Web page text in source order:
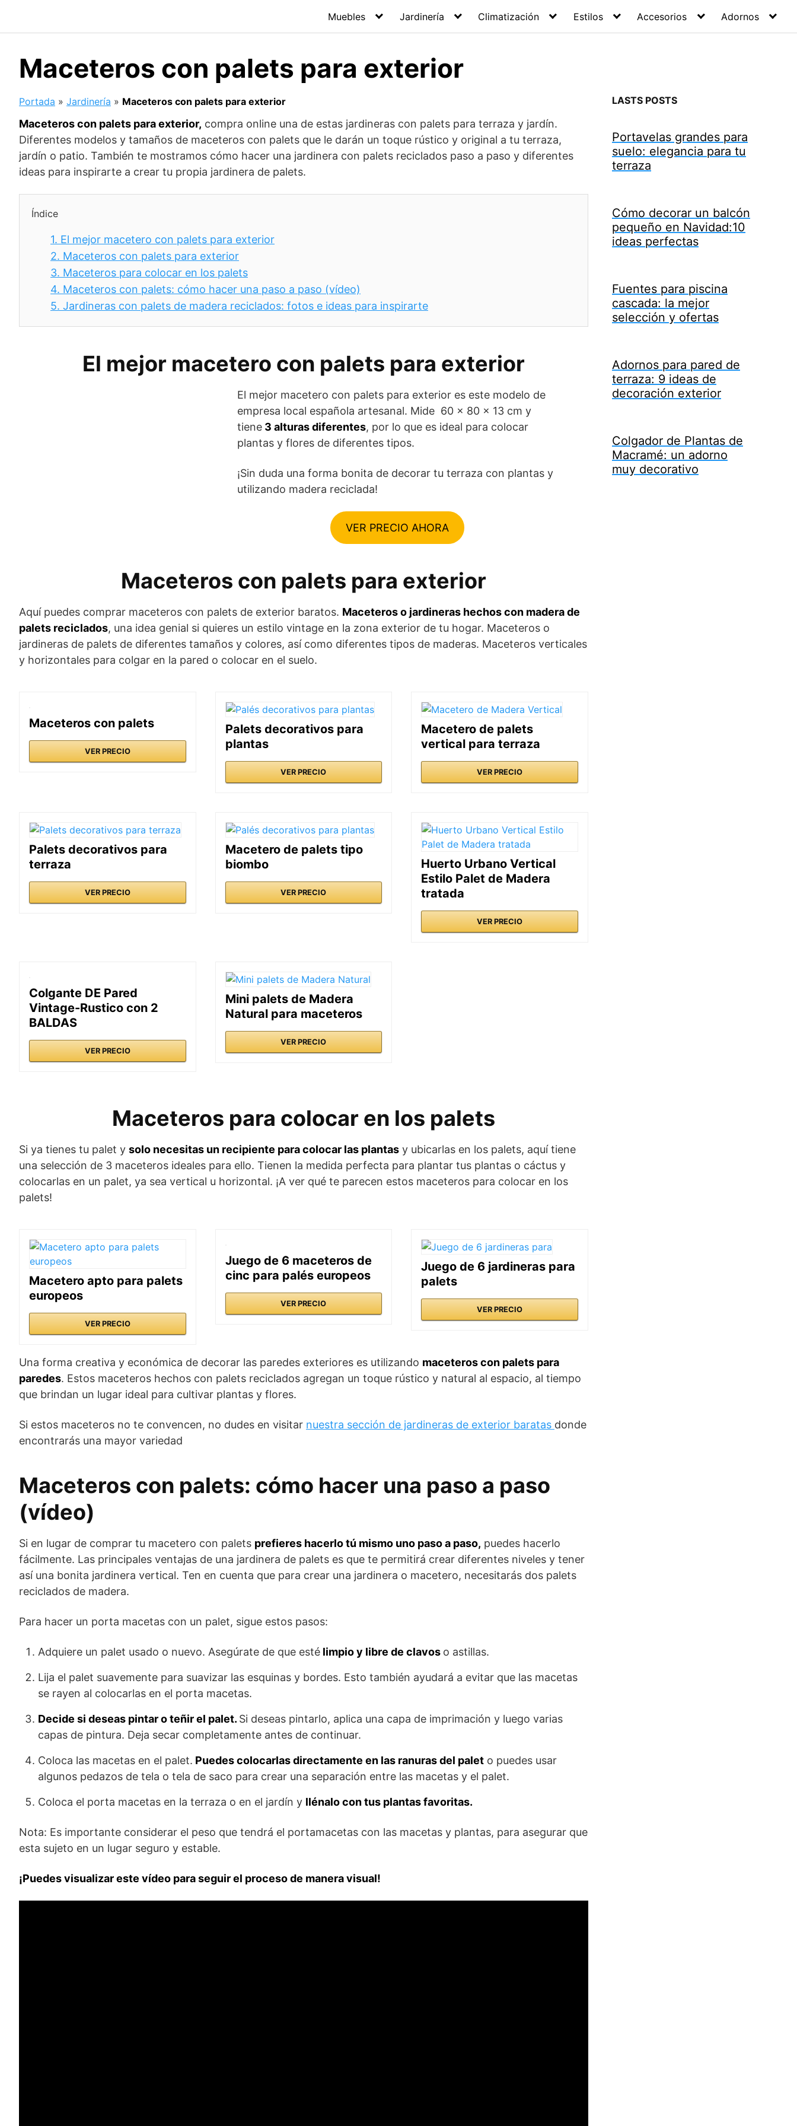
contenido
Muebles Jardinería Climatización Estilos Accesorios Adornos
Maceteros con palets para exterior
Portada » Jardinería » Maceteros con palets para exterior
Maceteros con palets para exterior, compra online una de estas jardineras con palets para terraza y jardín.
Diferentes modelos y tamaños de maceteros con palets que le darán un toque rústico y original a tu terraza,
jardín o patio. También te mostramos cómo hacer una jardinera con palets reciclados paso a paso y diferentes
ideas para inspirarte a crear tu propia jardinera de palets.
Índice
1. El mejor macetero con palets para exterior
2. Maceteros con palets para exterior
3. Maceteros para colocar en los palets
4. Maceteros con palets: cómo hacer una paso a paso (vídeo)
5. Jardineras con palets de madera reciclados: fotos e ideas para inspirarte
El mejor macetero con palets para exterior
El mejor macetero con palets para exterior es este modelo de
empresa local española artesanal. Mide 60 x 80 x 13 cm y
tiene 3 alturas diferentes, por lo que es ideal para colocar
plantas y flores de diferentes tipos.
¡Sin duda una forma bonita de decorar tu terraza con plantas y
utilizando madera reciclada!
VER PRECIO AHORA
Maceteros con palets para exterior
Aquí puedes comprar maceteros con palets de exterior baratos. Maceteros o jardineras hechos con madera de
palets reciclados, una idea genial si quieres un estilo vintage en la zona exterior de tu hogar. Maceteros o
jardineras de palets de diferentes tamaños y colores, así como diferentes tipos de maderas. Maceteros verticales
y horizontales para colgar en la pared o colocar en el suelo.
Maceteros con palets
VER PRECIO
Palets decorativos para
plantas
VER PRECIO
Macetero de palets
vertical para terraza
VER PRECIO
Palets decorativos para
terraza
VER PRECIO
Macetero de palets tipo
biombo
VER PRECIO
Huerto Urbano Vertical
Estilo Palet de Madera
tratada
VER PRECIO
Colgante DE Pared
Vintage-Rustico con 2
BALDAS
VER PRECIO
Mini palets de Madera
Natural para maceteros
VER PRECIO
Maceteros para colocar en los palets
Si ya tienes tu palet y solo necesitas un recipiente para colocar las plantas y ubicarlas en los palets, aquí tiene
una selección de 3 maceteros ideales para ello. Tienen la medida perfecta para plantar tus plantas o cáctus y
colocarlas en un palet, ya sea vertical u horizontal. ¡A ver qué te parecen estos maceteros para colocar en los
palets!
Macetero apto para palets
europeos
VER PRECIO
Juego de 6 maceteros de
cinc para palés europeos
VER PRECIO
Juego de 6 jardineras para
palets
VER PRECIO
Una forma creativa y económica de decorar las paredes exteriores es utilizando maceteros con palets para
paredes. Estos maceteros hechos con palets reciclados agregan un toque rústico y natural al espacio, al tiempo
que brindan un lugar ideal para cultivar plantas y flores.
Si estos maceteros no te convencen, no dudes en visitar nuestra sección de jardineras de exterior baratas donde
encontrarás una mayor variedad
Maceteros con palets: cómo hacer una paso a paso
(vídeo)
Si en lugar de comprar tu macetero con palets prefieres hacerlo tú mismo uno paso a paso, puedes hacerlo
fácilmente. Las principales ventajas de una jardinera de palets es que te permitirá crear diferentes niveles y tener
así una bonita jardinera vertical. Ten en cuenta que para crear una jardinera o macetero, necesitarás dos palets
reciclados de madera.
Para hacer un porta macetas con un palet, sigue estos pasos:
Adquiere un palet usado o nuevo. Asegúrate de que esté limpio y libre de clavos o astillas.
Lija el palet suavemente para suavizar las esquinas y bordes. Esto también ayudará a evitar que las macetas
se rayen al colocarlas en el porta macetas.
Decide si deseas pintar o teñir el palet. Si deseas pintarlo, aplica una capa de imprimación y luego varias
capas de pintura. Deja secar completamente antes de continuar.
Coloca las macetas en el palet. Puedes colocarlas directamente en las ranuras del palet o puedes usar
algunos pedazos de tela o tela de saco para crear una separación entre las macetas y el palet.
Coloca el porta macetas en la terraza o en el jardín y llénalo con tus plantas favoritas.
Nota: Es importante considerar el peso que tendrá el portamacetas con las macetas y plantas, para asegurar que
esta sujeto en un lugar seguro y estable.
¡Puedes visualizar este vídeo para seguir el proceso de manera visual!
LASTS POSTS
Portavelas grandes para
suelo: elegancia para tu
terraza
Cómo decorar un balcón
pequeño en Navidad:10
ideas perfectas
Fuentes para piscina
cascada: la mejor
selección y ofertas
Adornos para pared de
terraza: 9 ideas de
decoración exterior
Colgador de Plantas de
Macramé: un adorno
muy decorativo